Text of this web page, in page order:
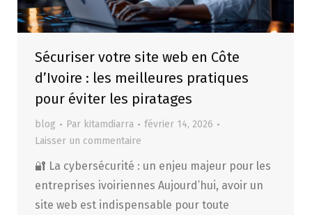
Sécuriser votre site web en Côte
d’Ivoire : les meilleures pratiques
pour éviter les piratages
blog Par kitamdiarra
février 14, 2026
Laisser un commentaire
🔐 La cybersécurité : un enjeu majeur pour les
entreprises ivoiriennes Aujourd’hui, avoir un
site web est indispensable pour toute